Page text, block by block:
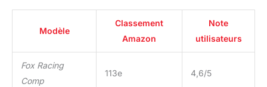
Modèle
Classement
Amazon
Note
utilisateurs
Fox Racing
Comp
113e 4,6/5